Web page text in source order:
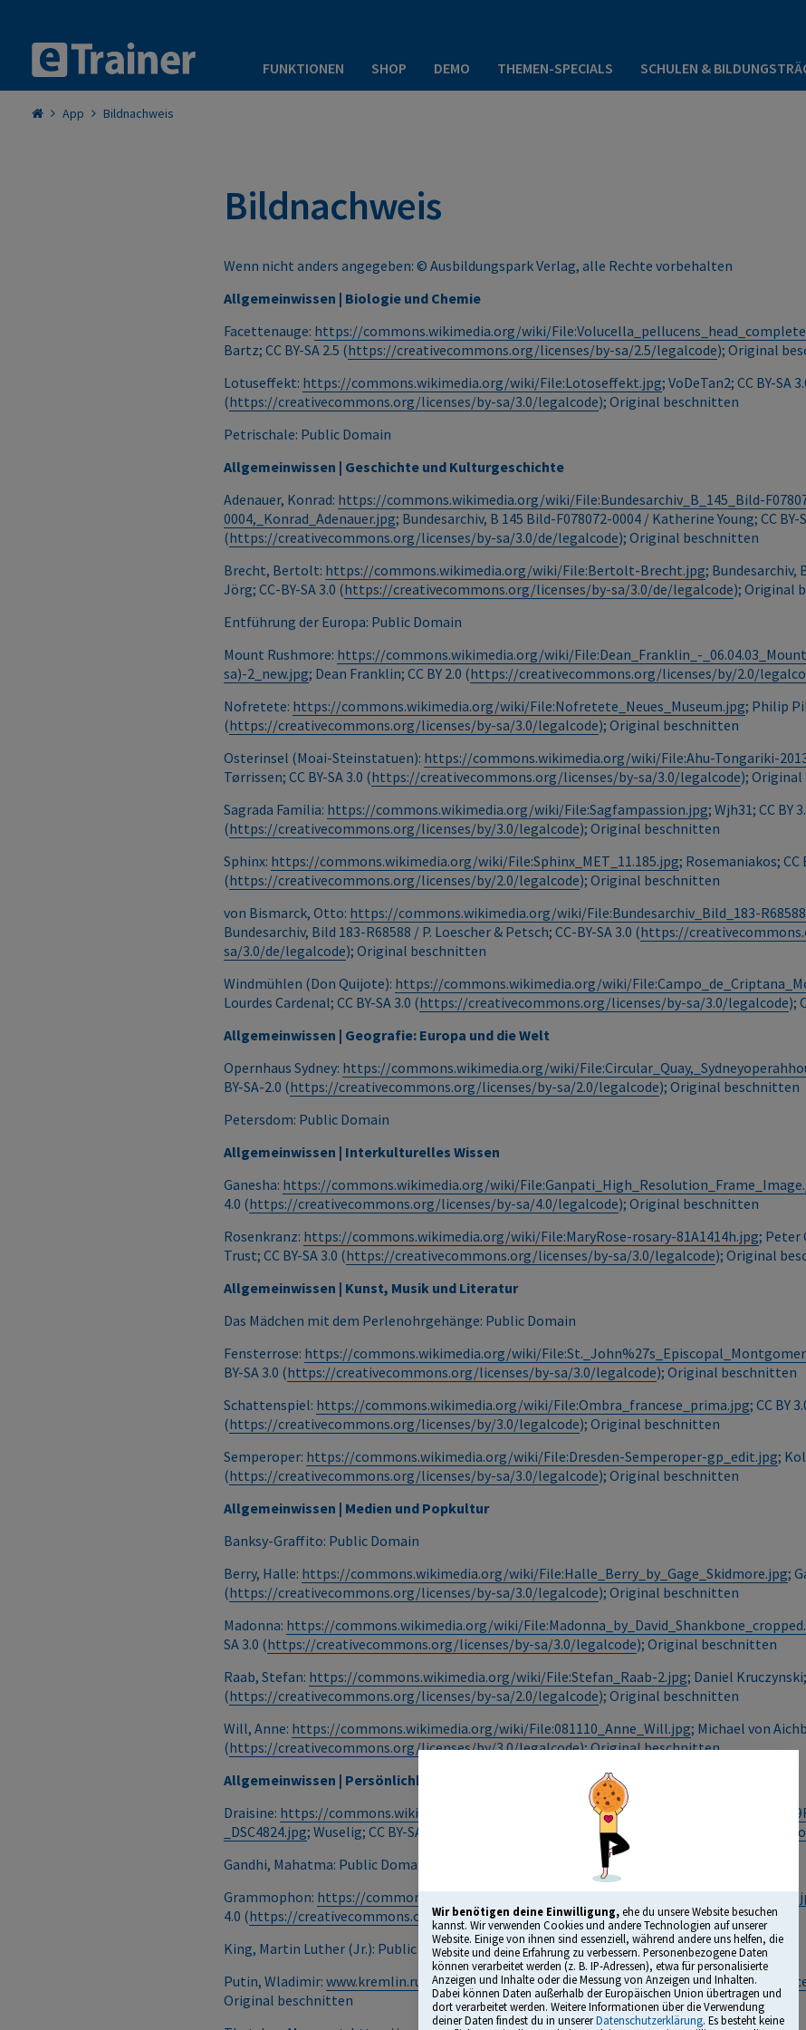
Wir benötigen deine Einwilligung,ehe du unsere Website besuchen
kannst. Wir verwenden Cookies und andere Technologien auf unserer
Website. Einige von ihnen sind essenziell, während andere uns helfen, die
Website und deine Erfahrung zu verbessern. Personenbezogene Daten
können verarbeitet werden (z. B. IP-Adressen), etwa für personalisierte
Anzeigen und Inhalte oder die Messung von Anzeigen und Inhalten.
Dabei können Daten außerhalb der Europäischen Union übertragen und
dort verarbeitet werden. Weitere Informationen über die Verwendung
deiner Daten findest du in unsererDatenschutzerklärung. Es besteht keine
FUNKTIONEN SHOP DEMO THEMEN-SPECIALS SCHULEN &
App Bildnachweis
Bildnachweis
Wenn nicht anders angegeben: © Ausbildungspark Verlag, alle Rechte vorbehalten
Allgemeinwissen | Biologie und Chemie
Facettenauge: https://commons.wikimedia.org/wiki/
Bartz; CC BY-SA 2.5 (https://creativecommons.org/licenses/by-sa/2.5/legalcode); Original
Lotuseffekt: https://commons.wikimedia.org/wiki/File:Lotoseffekt.jpg; VoDeTan2; CC BY-SA
(https://creativecommons.org/licenses/by-sa/3.0/legalcode); Original beschnitten
Petrischale: Public Domain
Allgemeinwissen | Geschichte und Kulturgeschichte
Adenauer, Konrad: https://commons.wikimedia.org/wiki/File:Bundesarchiv_B_145_Bild-
0004,_Konrad_Adenauer.jpg; Bundesarchiv, B 145 Bild-F078072-0004 / Katherine Young; CC BY-
(https://creativecommons.org/licenses/by-sa/3.0/de/legalcode); Original beschnitten
Brecht, Bertolt: https://commons.wikimedia.org/wiki/File:Bertolt-Brecht.jpg; Bundesarchiv,
Jörg; CC-BY-SA 3.0 (https://creativecommons.org/licenses/by-sa/3.0/de/legalcode); Original
Entführung der Europa: Public Domain
Mount Rushmore: https://commons.wikimedia.org/wiki/File:Dean_Franklin_-
sa)-2_new.jpg; Dean Franklin; CC BY 2.0 (https://creativecommons.org/licenses/by/2.0/
Nofretete: https://commons.wikimedia.org/wiki/File:Nofretete_Neues_Museum.jpg; Philip
(https://creativecommons.org/licenses/by-sa/3.0/legalcode); Original beschnitten
Osterinsel (Moai-Steinstatuen): https://commons.wikimedia.org/wiki/File:Ahu-Tongariki-
Tørrissen; CC BY-SA 3.0 (https://creativecommons.org/licenses/by-sa/3.0/legalcode);
Sagrada Familia: https://commons.wikimedia.org/wiki/File:Sagfampassion.jpg; Wjh31; CC BY
(https://creativecommons.org/licenses/by/3.0/legalcode); Original beschnitten
Sphinx: https://commons.wikimedia.org/wiki/File:Sphinx_MET_11.185.jpg; Rosemaniakos; CC
(https://creativecommons.org/licenses/by/2.0/legalcode); Original beschnitten
von Bismarck, Otto: https://commons.wikimedia.org/wiki/File:Bundesarchiv_Bild_183-
Bundesarchiv, Bild 183-R68588 / P. Loescher & Petsch; CC-BY-SA 3.0 (https://
sa/3.0/de/legalcode); Original beschnitten
Windmühlen (Don Quijote): https://commons.wikimedia.org/wiki/
Lourdes Cardenal; CC BY-SA 3.0 (https://creativecommons.org/licenses/by-sa/3.0/legalcode);
Allgemeinwissen | Geografie: Europa und die Welt
Opernhaus Sydney: https://commons.wikimedia.org/wiki/
BY-SA-2.0 (https://creativecommons.org/licenses/by-sa/2.0/legalcode); Original beschnitten
Petersdom: Public Domain
Allgemeinwissen | Interkulturelles Wissen
Ganesha: https://commons.wikimedia.org/wiki/
4.0 (https://creativecommons.org/licenses/by-sa/4.0/legalcode); Original beschnitten
Rosenkranz: https://commons.wikimedia.org/wiki/File:MaryRose-rosary-81A1414h.jpg; Peter
Trust; CC BY-SA 3.0 (https://creativecommons.org/licenses/by-sa/3.0/legalcode); Original
Allgemeinwissen | Kunst, Musik und Literatur
Das Mädchen mit dem Perlenohrgehänge: Public Domain
Fensterrose: https://commons.wikimedia.org/wiki/
BY-SA 3.0 (https://creativecommons.org/licenses/by-sa/3.0/legalcode); Original beschnitten
Schattenspiel: https://commons.wikimedia.org/wiki/File:Ombra_francese_prima.jpg; CC BY
(https://creativecommons.org/licenses/by/3.0/legalcode); Original beschnitten
Semperoper: https://commons.wikimedia.org/wiki/File:Dresden-Semperoper-gp_edit.jpg;
(https://creativecommons.org/licenses/by-sa/3.0/legalcode); Original beschnitten
Allgemeinwissen | Medien und Popkultur
Banksy-Graffito: Public Domain
Berry, Halle: https://commons.wikimedia.org/wiki/File:Halle_Berry_by_Gage_Skidmore.jpg;
(https://creativecommons.org/licenses/by-sa/3.0/legalcode); Original beschnitten
Madonna: https://commons.wikimedia.org/wiki/
SA 3.0 (https://creativecommons.org/licenses/by-sa/3.0/legalcode); Original beschnitten
Raab, Stefan: https://commons.wikimedia.org/wiki/File:Stefan_Raab-2.jpg; Daniel Kruczynski;
(https://creativecommons.org/licenses/by-sa/2.0/legalcode); Original beschnitten
Will, Anne: https://commons.wikimedia.org/wiki/File:081110_Anne_Will.jpg; Michael von
(https://creativecommons.org/licenses/by/3.0/legalcode); Original beschnitten
Allgemeinwissen | Persönlichkeiten, Erfindungen, Entdeckungen
Draisine: https://commons.wikimedia.org/wiki/File:Verkehrsmuseum_Dresden_-
_DSC4824.jpg; Wuselig; CC BY-SA 4.0 ( https://creativecommons.org/licenses/by-sa/4.0/
Gandhi, Mahatma: Public Domain
Grammophon: https://commons.wikimedia.org/wiki/
4.0 (https://creativecommons.org/licenses/by-sa/4.0/legalcode); Original beschnitten
King, Martin Luther (Jr.): Public Domain
Putin, Wladimir:www.kremlin.ru ; Wladimir Putin; CC-BY-3.0 (https://creativecommons.org/
Original beschnitten